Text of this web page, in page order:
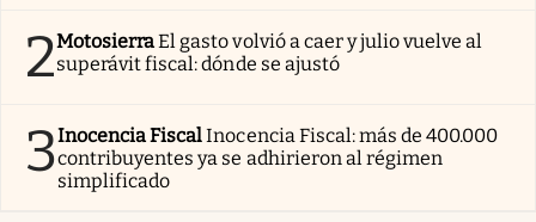
2MotosierraEl gasto volvió a caer y julio vuelve al
superávit fiscal: dónde se ajustó
3Inocencia FiscalInocencia Fiscal: más de 400.000
contribuyentes ya se adhirieron al régimen
simplificado